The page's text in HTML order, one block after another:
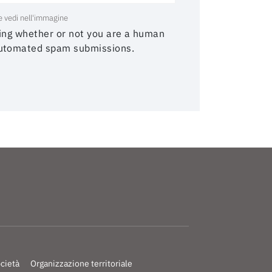
vedi nell'immagine
whether or not you are a human
spam submissions.
Organizzazione territoriale